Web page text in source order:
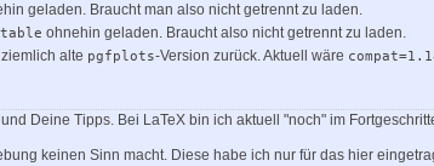
geladen. Braucht man also nicht getrennt zu laden.
ohnehin geladen. Braucht also nicht getrennt zu laden.
alte pgfplots-Version zurück. Aktuell wäre
Deine Tipps. Bei LaTeX bin ich aktuell "noch" im
keinen Sinn macht. Diese habe ich nur für das hier